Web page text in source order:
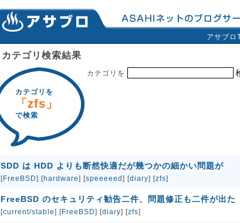
アサブロ
カテゴリ検索結果
カテゴリを
「zfs」
で検索
カテゴリを
SDD は HDD よりも断然快適だが幾つかの細かい問題が
[FreeBSD] [hardware] [speeeeed ] [diary] [zfs]
FreeBSD のセキュリティ勧告二件、問題修正も二件が出た
[current/stable] [FreeBSD] [diary] [zfs]